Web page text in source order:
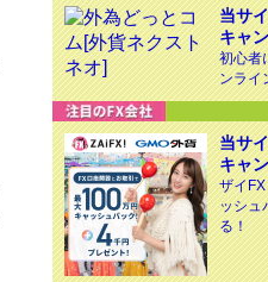
当サ
キャ
初心者
ンライ
当サ
キャ
ザイ
ッシュ
る！